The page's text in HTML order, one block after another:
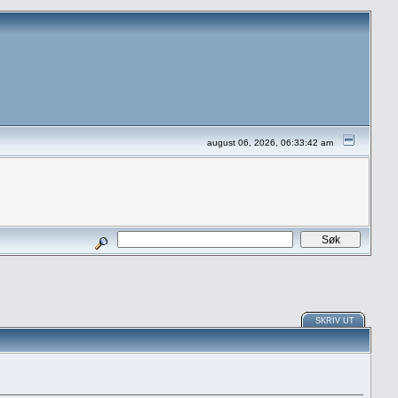
august 06, 2026, 06:33:42 am
SKRIV UT